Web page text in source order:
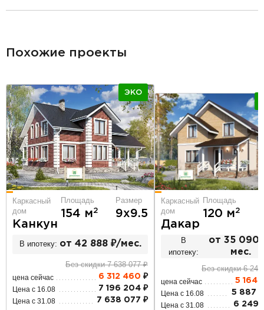
Похожие проекты
ЭКО
Каркасный
дом
Канкун
Площадь
154 м2
Размер
9х9.5
В ипотеку: от 42 888 ₽/мес.
Без скидки 7 638 077 ₽
цена сейчас 6 312 460 ₽
Цена с 16.08 7 196 204 ₽
Цена с 31.08 7 638 077 ₽
Каркасный
дом
Дакар
Площадь
120 м2
В
ипотеку:
от 35 090
мес.
Без скидки 6
цена сейчас 5 164
Цена с 16.08 5 887
Цена с 31.08 6 249